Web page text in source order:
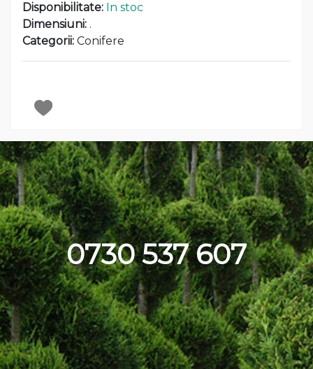
Disponibilitate: In stoc
Dimensiuni: .
Categorii: Conifere
0730 537 607